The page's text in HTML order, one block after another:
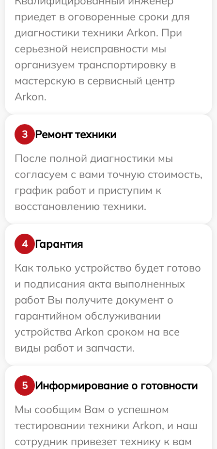
приедет в оговоренные сроки для
диагностики техники Arkon. При
серьезной неисправности мы
организуем транспортировку в
мастерскую в сервисный центр
Arkon.
3
Ремонт техники
После полной диагностики мы
согласуем с вами точную стоимость,
график работ и приступим к
восстановлению техники.
4
Гарантия
Как только устройство будет готово
и подписания акта выполненных
работ Вы получите документ о
гарантийном обслуживании
устройства Arkon сроком на все
виды работ и запчасти.
5
Информирование о готовности
Мы сообщим Вам о успешном
тестировании техники Arkon, и наш
сотрудник привезет технику к вам